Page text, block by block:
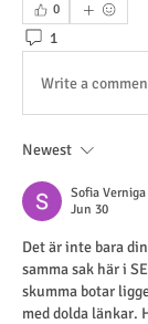
0
1
Write a
Newest
Sofia Verniga
Jun 30
Det är inte bara
samma sak här i
skumma botar
med dolda länkar.